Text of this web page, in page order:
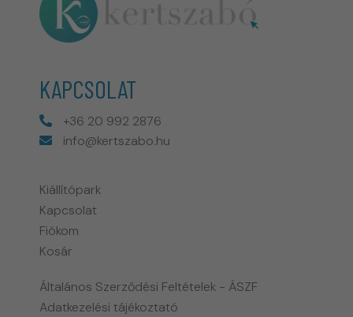
KAPCSOLAT
+36 20 992 2876
info@kertszabo.hu
Kiállítópark
Kapcsolat
Fiókom
Kosár
Általános Szerződési Feltételek - ÁSZF
Adatkezelési tájékoztató